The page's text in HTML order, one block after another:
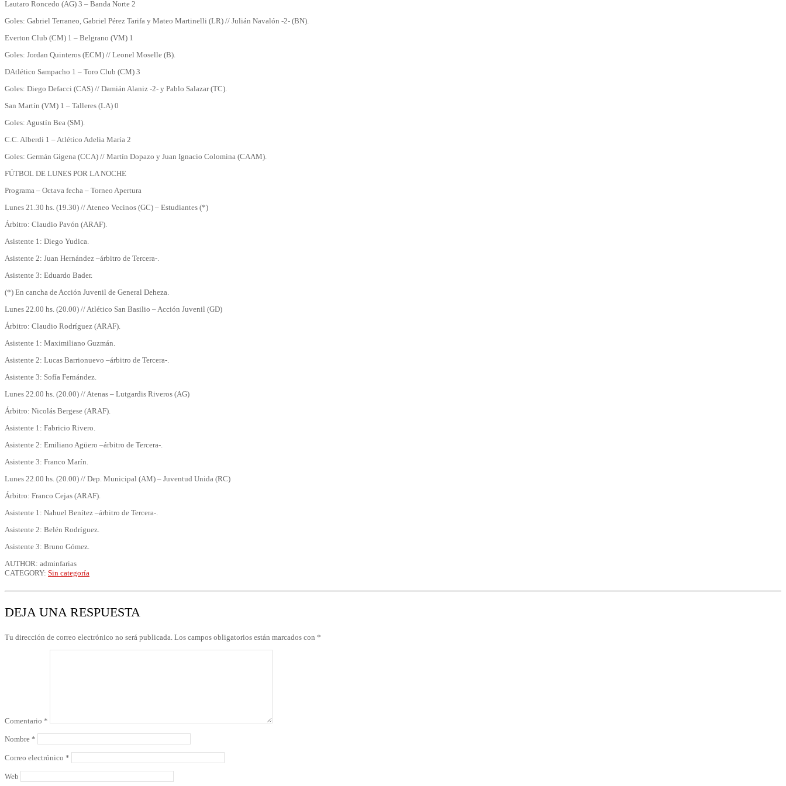
Lautaro Roncedo (AG) 3 – Banda Norte 2
Goles: Gabriel Terraneo, Gabriel Pérez Tarifa y Mateo Martinelli (LR) // Julián Navalón -2- (BN).
Everton Club (CM) 1 – Belgrano (VM) 1
Goles: Jordan Quinteros (ECM) // Leonel Moselle (B).
DAtlético Sampacho 1 – Toro Club (CM) 3
Goles: Diego Defacci (CAS) // Damián Alaniz -2- y Pablo Salazar (TC).
San Martín (VM) 1 – Talleres (LA) 0
Goles: Agustín Bea (SM).
C.C. Alberdi 1 – Atlético Adelia María 2
Goles: Germán Gigena (CCA) // Martín Dopazo y Juan Ignacio Colomina (CAAM).
FÚTBOL DE LUNES POR LA NOCHE
Programa – Octava fecha – Torneo Apertura
Lunes 21.30 hs. (19.30) // Ateneo Vecinos (GC) – Estudiantes (*)
Árbitro: Claudio Pavón (ARAF).
Asistente 1: Diego Yudica.
Asistente 2: Juan Hernández –árbitro de Tercera-.
Asistente 3: Eduardo Bader.
(*) En cancha de Acción Juvenil de General Deheza.
Lunes 22.00 hs. (20.00) // Atlético San Basilio – Acción Juvenil (GD)
Árbitro: Claudio Rodríguez (ARAF).
Asistente 1: Maximiliano Guzmán.
Asistente 2: Lucas Barrionuevo –árbitro de Tercera-.
Asistente 3: Sofía Fernández.
Lunes 22.00 hs. (20.00) // Atenas – Lutgardis Riveros (AG)
Árbitro: Nicolás Bergese (ARAF).
Asistente 1: Fabricio Rivero.
Asistente 2: Emiliano Agüero –árbitro de Tercera-.
Asistente 3: Franco Marín.
Lunes 22.00 hs. (20.00) // Dep. Municipal (AM) – Juventud Unida (RC)
Árbitro: Franco Cejas (ARAF).
Asistente 1: Nahuel Benítez –árbitro de Tercera-.
Asistente 2: Belén Rodríguez.
Asistente 3: Bruno Gómez.
AUTHOR: adminfarias
CATEGORY: Sin categoría
DEJA UNA RESPUESTA
Tu dirección de correo electrónico no será publicada. Los campos obligatorios están marcados con *
Comentario *
Nombre *
Correo electrónico *
Web